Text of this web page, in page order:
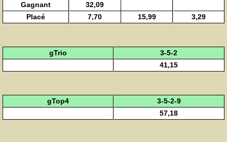
Gagnant
32,09
Placé
7,70 15,99 3,29
gTrio
3-5-2
41,15
gTop4
3-5-2-9
57,18